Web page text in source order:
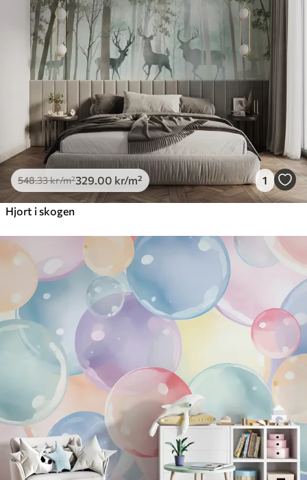
548.33kr/m²329 .00 kr/m² 1
Hjort i skogen